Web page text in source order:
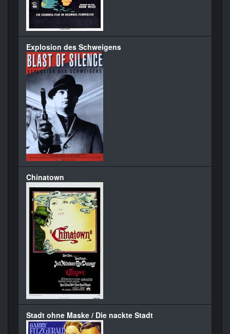
Explosion des Schweigens
Chinatown
Stadt ohne Maske / Die nackte Stadt